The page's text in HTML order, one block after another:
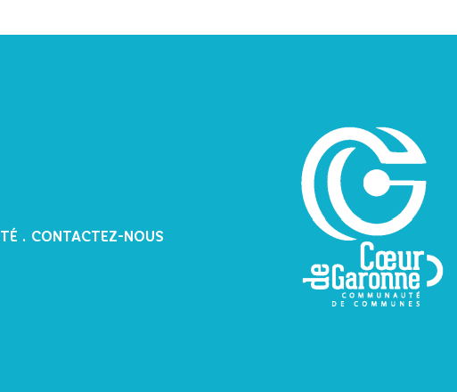
. CONTACTEZ-NOUS